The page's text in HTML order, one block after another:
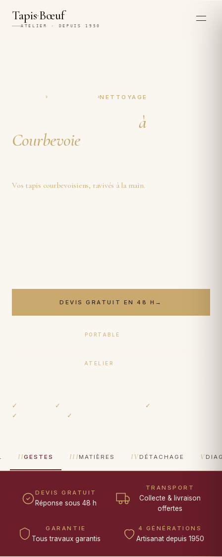
Tapis·Bœuf
ATELIER · DEPUIS 1950
›COURBEVOIE›NETTOYAGE
à
Courbevoie
Vos tapis courbevoisiens, ravivés à la main.
DEVIS GRATUIT EN 48 H →
PORTABLE
ATELIER
✓ ✓ ✓
✓
✓
IIGESTES III MATIÈRES IV DÉTACHAGE V
DEVIS GRATUIT
Réponse sous 48 h
TRANSPORT
Collecte & livraison
offertes
GARANTIE
Tous travaux garantis
4 GÉNÉRATIONS
Artisanat depuis 1950